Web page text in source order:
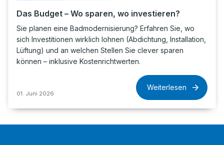
Das Budget – Wo sparen, wo investieren?
Sie planen eine Badmodernisierung? Erfahren Sie, wo
sich Investitionen wirklich lohnen (Abdichtung, Installation,
Lüftung) und an welchen Stellen Sie clever sparen
können – inklusive Kostenrichtwerten.
01. Juni 2026
Weiterlesen